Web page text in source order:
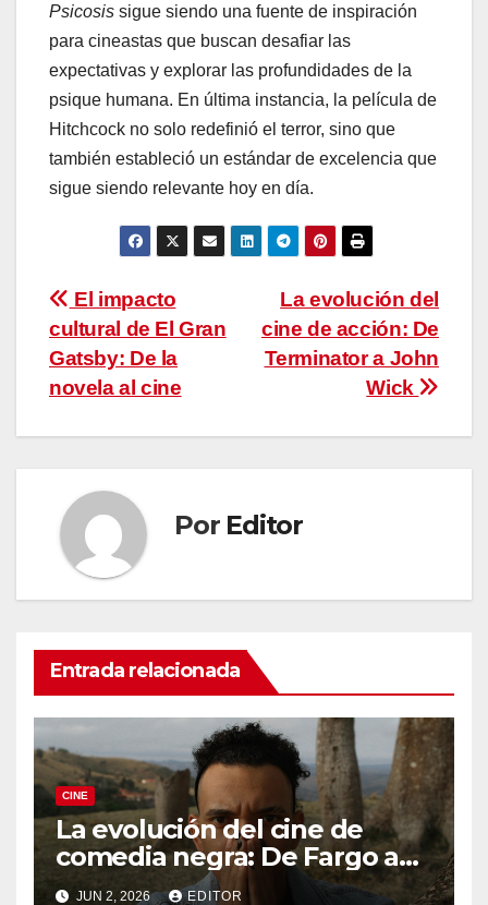
Psicosis sigue siendo una fuente de inspiración
para cineastas que buscan desafiar las
expectativas y explorar las profundidades de la
psique humana. En última instancia, la película de
Hitchcock no solo redefinió el terror, sino que
también estableció un estándar de excelencia que
sigue siendo relevante hoy en día.
Navegación
de
entradas
La evolución del
cine de acción: De
Terminator a John
Wick
El impacto
cultural de El Gran
Gatsby: De la
novela al cine
Por Editor
Entrada relacionada
CINE
La evolución del cine de
comedia negra: De Fargo a
Knives Out
JUN 2, 2026 EDITOR